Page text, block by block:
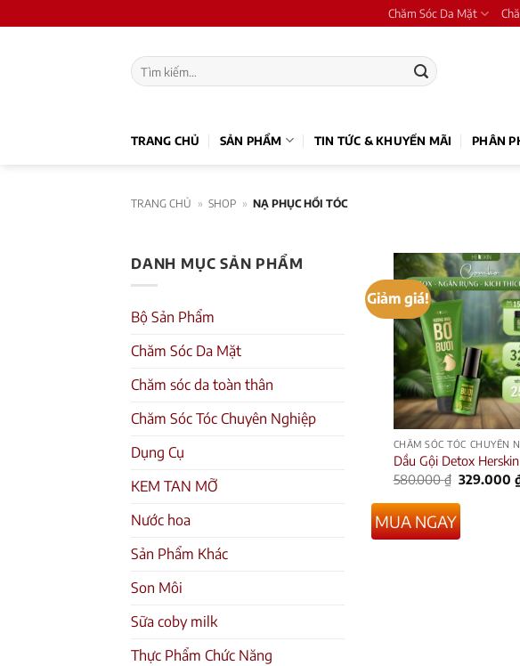
to
Chăm Sóc Da Mặt
Tìm
kiếm:
TRANG CHỦ SẢN PHẨM TIN TỨC & KHUYẾN MÃI PHÂN
TRANG CHỦ » SHOP » NẠ PHỤC HỒI TÓC
DANH MỤC SẢN PHẨM
Bộ Sản Phẩm
Chăm Sóc Da Mặt
Chăm sóc da toàn thân
Chăm Sóc Tóc Chuyên Nghiệp
Dụng Cụ
KEM TAN MỠ
Nước hoa
Sản Phẩm Khác
Son Môi
Sữa coby milk
Thực Phẩm Chức Năng
Giảm giá!
CHĂM SÓC TÓC CHUYÊN
Dầu Gội Detox Herskin
580.000₫ Giá
gốc
là:
580.000 ₫.
329.000
MUA NGAY